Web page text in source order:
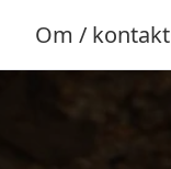
Om / kontakt